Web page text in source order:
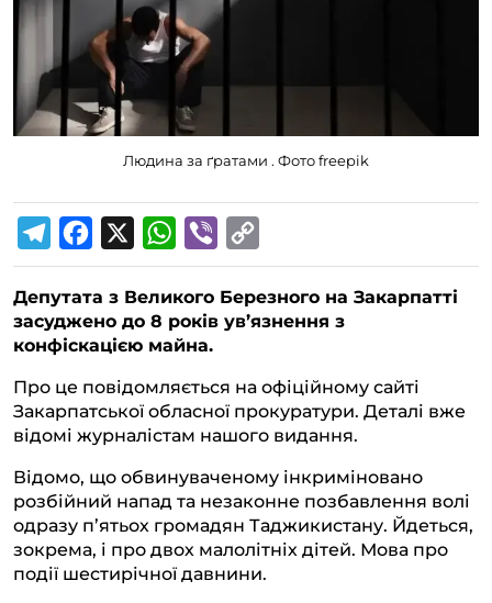
Людина за ґратами . Фото freepik
e
l
e
r
a
a
c
e
o
o
W
h
a
t
A
p
i
b
e
o
p
y
i
n
Депутата з Великого Березного на Закарпатті
засуджено до 8 років ув’язнення з
конфіскацією майна.
Про це повідомляється на офіційному сайті
Закарпатської обласної прокуратури. Деталі вже
відомі журналістам нашого видання.
Відомо, що обвинуваченому інкриміновано
розбійний напад та незаконне позбавлення волі
одразу п’ятьох громадян Таджикистану. Йдеться,
зокрема, і про двох малолітніх дітей. Мова про
події шестирічної давнини.